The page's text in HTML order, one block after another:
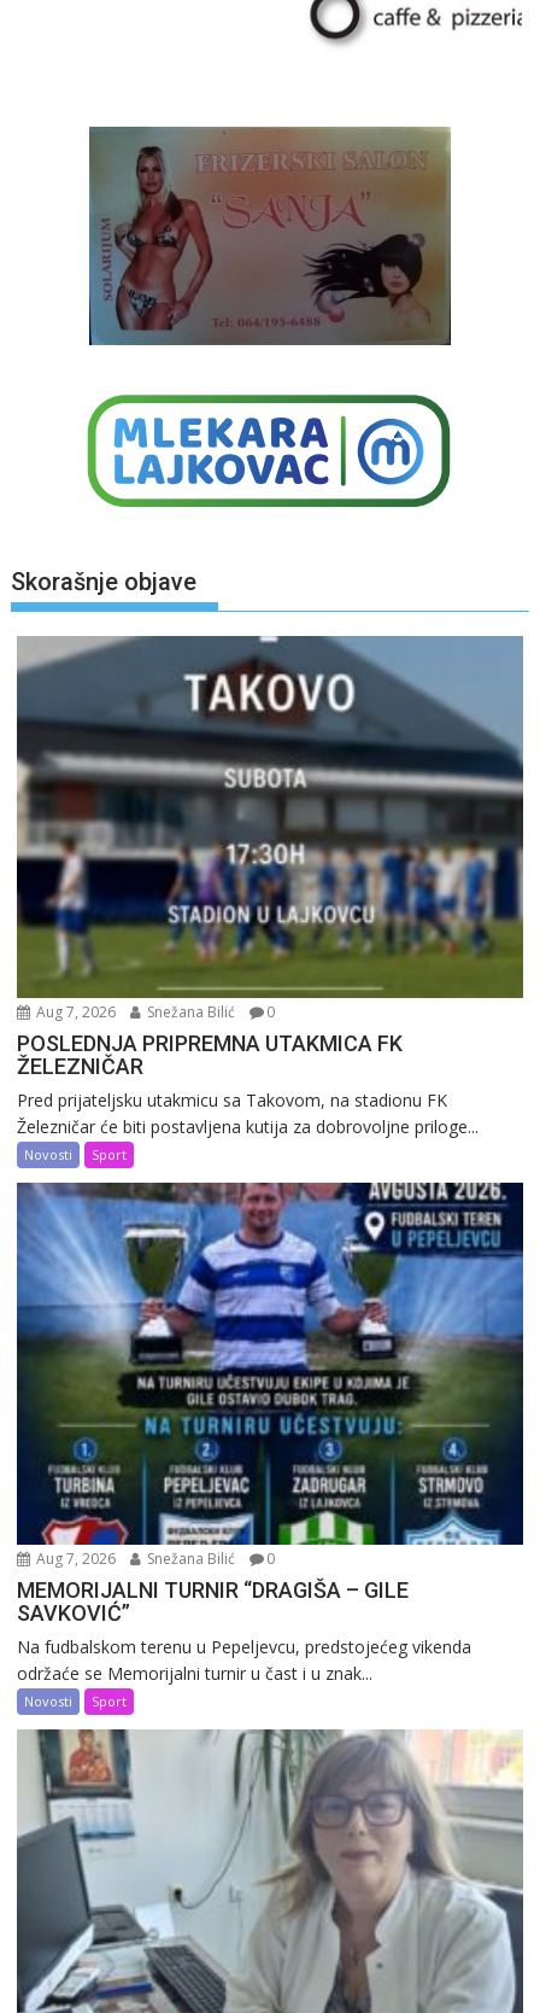
Skorašnje objave
Aug 7, 2026 Snežana Bilić 0
POSLEDNJA PRIPREMNA UTAKMICA FK
ŽELEZNIČAR
Pred prijateljsku utakmicu sa Takovom, na stadionu FK
Železničar će biti postavljena kutija za dobrovoljne priloge...
Novosti Sport
Aug 7, 2026 Snežana Bilić 0
MEMORIJALNI TURNIR “DRAGIŠA – GILE
SAVKOVIĆ”
Na fudbalskom terenu u Pepeljevcu, predstojećeg vikenda
održaće se Memorijalni turnir u čast i u znak...
Novosti Sport